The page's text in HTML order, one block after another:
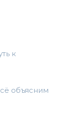
к
объясним